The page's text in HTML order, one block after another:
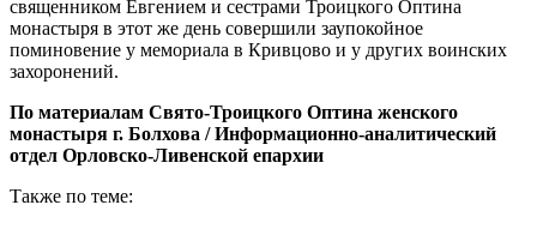
священником Евгением и сестрами Троицкого Оптина
монастыря в этот же день совершили заупокойное
поминовение у мемориала в Кривцово и у других воинских
захоронений.
По материалам Свято-Троицкого Оптина женского
монастыря г. Болхова / Информационно-аналитический
отдел Орловско-Ливенской епархии
Также по теме: